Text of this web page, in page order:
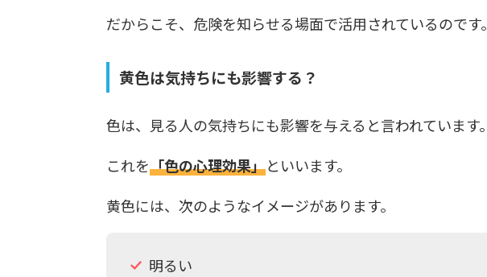
だからこそ、危険を知らせる場面で活用されているのです。
黄色は気持ちにも影響する？
色は、見る人の気持ちにも影響を与えると言われています。
これを「色の心理効果」といいます。
黄色には、次のようなイメージがあります。
明るい